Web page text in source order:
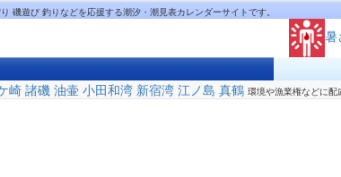
磯遊び 釣りなどを応援する潮汐・潮見表カレンダーサイトです。
暑
崎諸磯 油壷 小田和湾 新宿湾 江ノ島 真鶴 環境や漁業権などに配